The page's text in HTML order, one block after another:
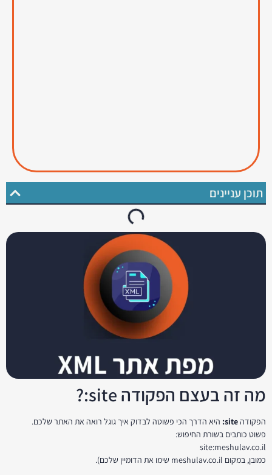
תוכן עניינים
מה זה בעצם הפקודה site:?
הפקודהsite: היא הדרך הכי פשוטה לבדוק איך גוגל רואה את האתר שלכם.
פשוט כותבים בשורת החיפוש:
site:meshulav.co.il
כמובן, במקום meshulav.co.il שימו את הדומיין שלכם).